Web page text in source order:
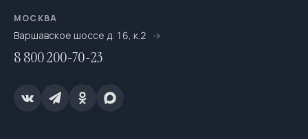
МОСКВА
Варшавское шоссе д. 16, к.2
8 800 200-70-23